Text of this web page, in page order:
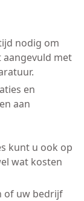
nodig om
met
en
aan
kunt u ook op
wat kosten
of uw bedrijf